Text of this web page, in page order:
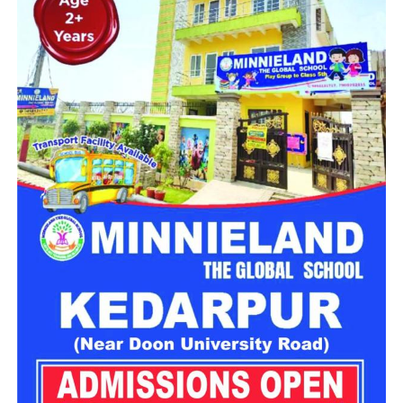
भीषण सड़क हादसे में दो युवकों की मौत
प्रत्यक्षदर्शियों के अनुसार टक्कर इतनी तेज थी कि दोनों युवक गंभीर रूप से
घायल होकर सड़क पर गिर पड़े। स्थानीय लोगों ने तुरंत पुलिस को सूचना
दी, लेकिन दोनों ने घटनास्थल पर ही दम तोड़ दिया।
सूचना मिलने पर पथरी थाना पुलिस मौके पर पहुंची और दोनों शवों को कब्जे
में लेकर पोस्टमार्टम के लिए भेज दिया। पोस्टमार्टम की प्रक्रिया पूरी होने
के बाद शव परिजनों को सौंप दिए गए।